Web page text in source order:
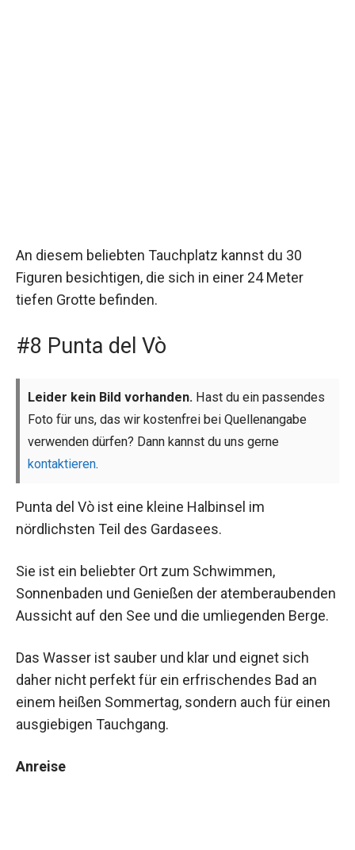
An diesem beliebten Tauchplatz kannst du 30
Figuren besichtigen, die sich in einer 24 Meter
tiefen Grotte befinden.
#8 Punta del Vò
Leider kein Bild vorhanden. Hast du ein passendes
Foto für uns, das wir kostenfrei bei Quellenangabe
verwenden dürfen? Dann kannst du uns gerne
kontaktieren.
Punta del Vò ist eine kleine Halbinsel im
nördlichsten Teil des Gardasees.
Sie ist ein beliebter Ort zum Schwimmen,
Sonnenbaden und Genießen der atemberaubenden
Aussicht auf den See und die umliegenden Berge.
Das Wasser ist sauber und klar und eignet sich
daher nicht perfekt für ein erfrischendes Bad an
einem heißen Sommertag, sondern auch für einen
ausgiebigen Tauchgang.
Anreise